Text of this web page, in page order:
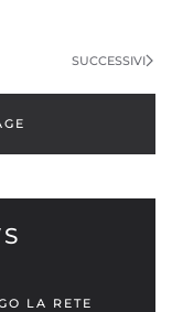
SUCCESSIVI
LA RETE